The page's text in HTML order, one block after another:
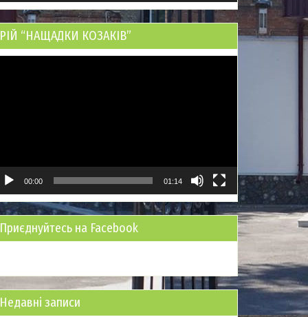
РІЙ “НАЩАДКИ КОЗАКІВ”
00:00 01:14
Приєднуйтесь на Facebook
Недавні записи